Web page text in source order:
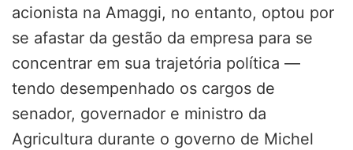
acionista na Amaggi, no entanto, optou por
se afastar da gestão da empresa para se
concentrar em sua trajetória política —
tendo desempenhado os cargos de
senador, governador e ministro da
Agricultura durante o governo de Michel